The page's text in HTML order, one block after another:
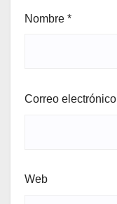
Nombre *
Correo electrónico
Web